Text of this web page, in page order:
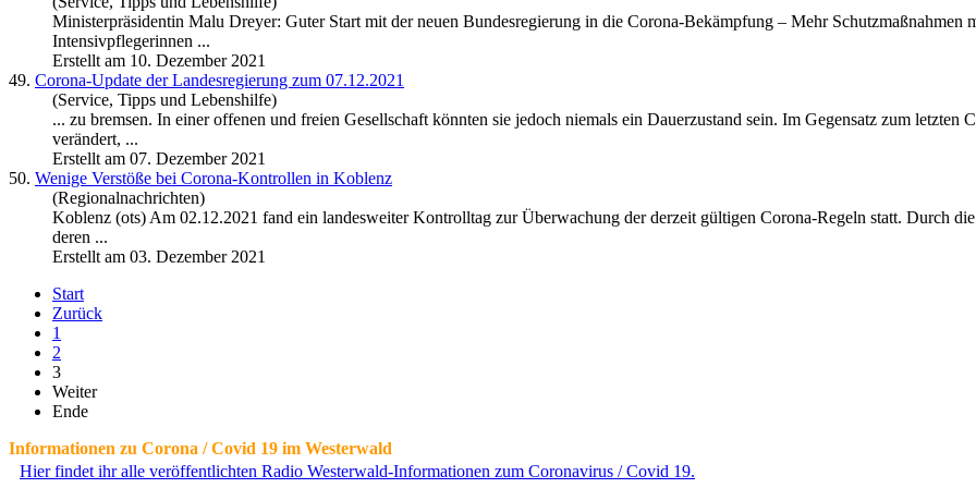
Ministerpräsidentin Malu Dreyer: Guter Start mit der neuen Bundesregierung in die Corona-Bekämpfung – Mehr Schutzmaßnahmen
Intensivpflegerinnen ...
Erstellt am 10. Dezember 2021
49. Corona-Update der Landesregierung zum 07.12.2021
(Service, Tipps und Lebenshilfe)
... zu bremsen. In einer offenen und freien Gesellschaft könnten sie jedoch niemals ein Dauerzustand sein. Im Gegensatz zum letzten
verändert, ...
Erstellt am 07. Dezember 2021
50. Wenige Verstöße bei Corona-Kontrollen in Koblenz
(Regionalnachrichten)
Koblenz (ots) Am 02.12.2021 fand ein landesweiter Kontrolltag zur Überwachung der derzeit gültigen Corona-Regeln statt. Durch
deren ...
Erstellt am 03. Dezember 2021
Start
Zurück
1
2
3
Weiter
Ende
Informationen zu Corona / Covid 19 im Westerwald
Hier findet ihr alle veröffentlichten Radio Westerwald-Informationen zum Coronavirus / Covid 19.